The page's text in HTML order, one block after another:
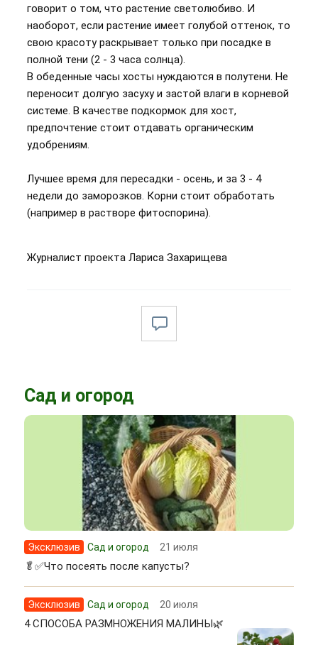
говорит о том, что растение светолюбиво. И
наоборот, если растение имеет голубой оттенок, то
свою красоту раскрывает только при посадке в
полной тени (2 - 3 часа солнца).
В обеденные часы хосты нуждаются в полутени. Не
переносит долгую засуху и застой влаги в корневой
системе. В качестве подкормок для хост,
предпочтение стоит отдавать органическим
удобрениям.
Лучшее время для пересадки - осень, и за 3 - 4
недели до заморозков. Корни стоит обработать
(например в растворе фитоспорина).
Журналист проекта Лариса Захарищева
Сад и огород
Эксклюзив Сад и огород 21 июля
🥬✅Что посеять после капусты?
Эксклюзив Сад и огород 20 июля
4 СПОСОБА РАЗМНОЖЕНИЯ МАЛИНЫ🌿